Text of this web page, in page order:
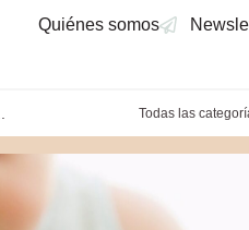
Quiénes somos
Todas las